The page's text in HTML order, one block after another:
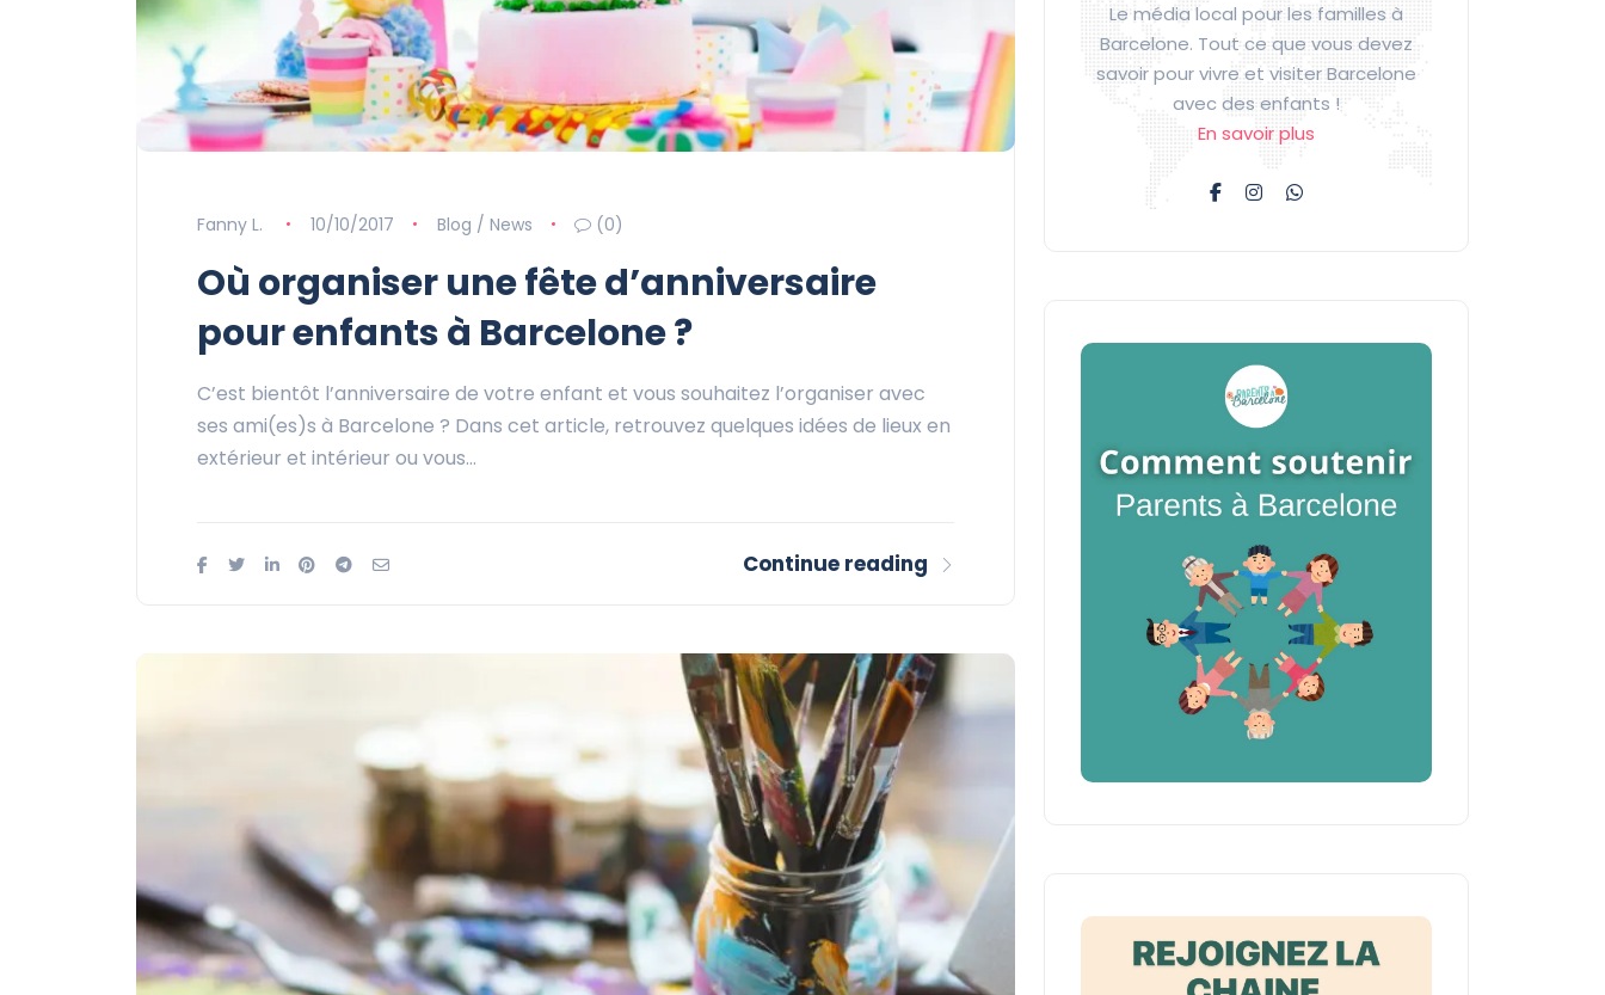
Fanny L. 10/10/2017 Blog / News (0)
Où organiser une fête d’anniversaire
pour enfants à Barcelone ?
C’est bientôt l’anniversaire de votre enfant et vous souhaitez l’organiser avec
ses ami(es)s à Barcelone ? Dans cet article, retrouvez quelques idées de lieux en
extérieur et intérieur ou vous…
Continue reading
Le média local pour les familles à
Barcelone. Tout ce que vous devez
savoir pour vivre et visiter Barcelone
avec des enfants !
En savoir plus